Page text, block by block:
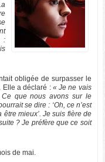
:
obligée de surpasser le
Elle a déclaré : « Je ne vais
Ce que nous avons sur le
se dire : ‘Oh, ce n’est
mieux’. Je suis fière de
? Je préfère que ce soit
de mai.